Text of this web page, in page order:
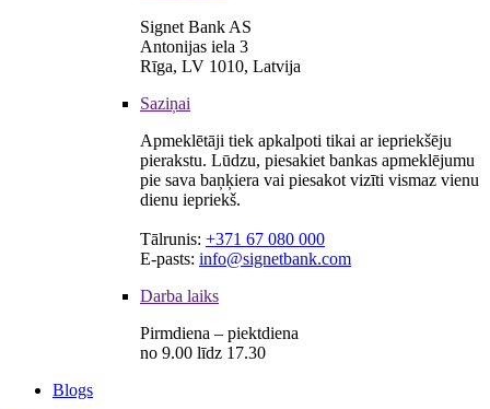
Signet Bank AS
Antonijas iela 3
Rīga, LV 1010, Latvija
Saziņai
Apmeklētāji tiek apkalpoti tikai ar iepriekšēju
pierakstu. Lūdzu, piesakiet bankas apmeklējumu
pie sava baņķiera vai piesakot vizīti vismaz vienu
dienu iepriekš.
Tālrunis: +371 67 080 000
E-pasts: info@signetbank.com
Darba laiks
Pirmdiena – piektdiena
no 9.00 līdz 17.30
Blogs